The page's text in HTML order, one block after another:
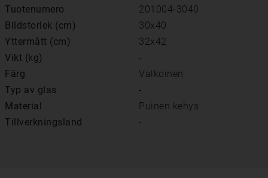
Tuotenumero
201004-3040
Bildstorlek (cm)
30x40
Yttermått (cm)
32x42
Vikt (kg)
-
Färg
Valkoinen
Typ av glas
-
Material
Puinen kehys
Tillverkningsland
-